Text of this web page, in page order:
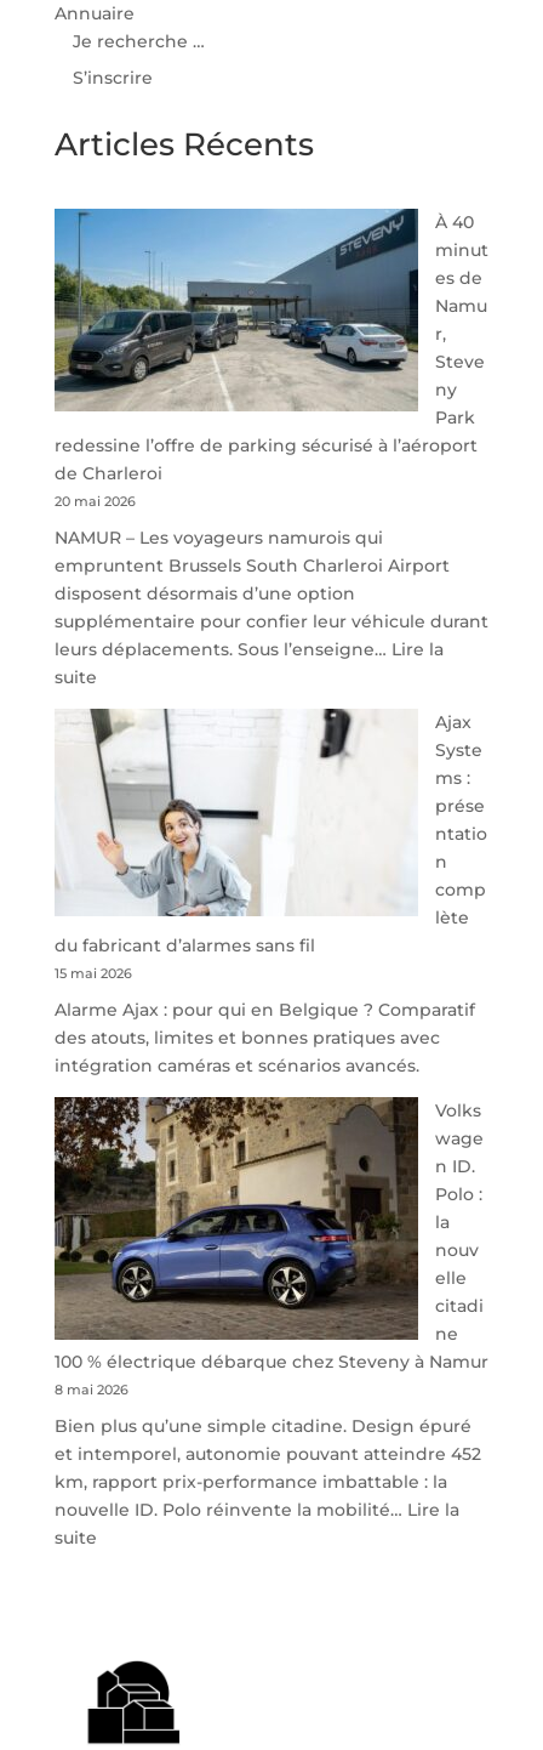
Annuaire
Je recherche …
S’inscrire
Articles Récents
À 40
minut
es de
Namu
r,
Steve
ny
Park
redessine l’offre de parking sécurisé à l’aéroport
de Charleroi
20 mai 2026
NAMUR – Les voyageurs namurois qui
empruntent Brussels South Charleroi Airport
disposent désormais d’une option
supplémentaire pour confier leur véhicule durant
leurs déplacements. Sous l’enseigne… Lire la
suite:
À
40
minutes
de
Namur,
Steveny
Park
redessine
de
parking
sécurisé
à
l’aéroport
de
Charleroi
Ajax
Syste
ms :
prése
ntatio
n
comp
lète
du fabricant d’alarmes sans fil
15 mai 2026
Alarme Ajax : pour qui en Belgique ? Comparatif
des atouts, limites et bonnes pratiques avec
intégration caméras et scénarios avancés.
Volks
wage
n ID.
Polo :
la
nouv
elle
citadi
ne
100 % électrique débarque chez Steveny à Namur
8 mai 2026
Bien plus qu’une simple citadine. Design épuré
et intemporel, autonomie pouvant atteindre 452
km, rapport prix-performance imbattable : la
nouvelle ID. Polo réinvente la mobilité… Lire la
suite:
la
nouvelle
citadine